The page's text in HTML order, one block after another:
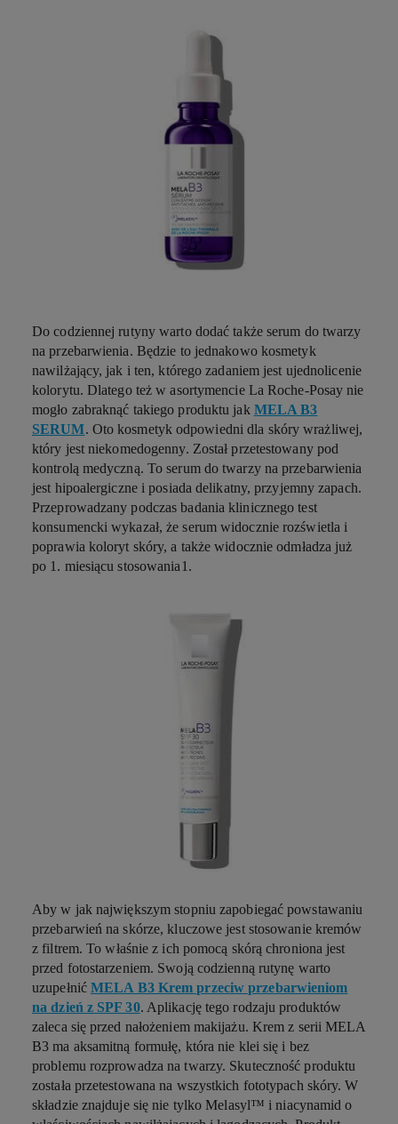
Do codziennej rutyny warto dodać także serum do twarzy
na przebarwienia. Będzie to jednakowo kosmetyk
nawilżający, jak i ten, którego zadaniem jest ujednolicenie
kolorytu. Dlatego też w asortymencie La Roche-Posay nie
mogło zabraknąć takiego produktu jak MELA B3
SERUM. Oto kosmetyk odpowiedni dla skóry wrażliwej,
który jest niekomedogenny. Został przetestowany pod
kontrolą medyczną. To serum do twarzy na przebarwienia
jest hipoalergiczne i posiada delikatny, przyjemny zapach.
Przeprowadzany podczas badania klinicznego test
konsumencki wykazał, że serum widocznie rozświetla i
poprawia koloryt skóry, a także widocznie odmładza już
po 1. miesiącu stosowania1 .
Aby w jak największym stopniu zapobiegać powstawaniu
przebarwień na skórze, kluczowe jest stosowanie kremów
z filtrem. To właśnie z ich pomocą skórą chroniona jest
przed fotostarzeniem. Swoją codzienną rutynę warto
uzupełnić MELA B3 Krem przeciw przebarwieniom
na dzień z SPF 30. Aplikację tego rodzaju produktów
zaleca się przed nałożeniem makijażu. Krem z serii MELA
B3 ma aksamitną formułę, która nie klei się i bez
problemu rozprowadza na twarzy. Skuteczność produktu
została przetestowana na wszystkich fototypach skóry. W
składzie znajduje się nie tylko Melasyl™ i niacynamid o